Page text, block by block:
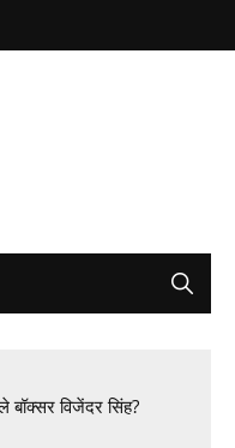
विजेंदर सिंह?